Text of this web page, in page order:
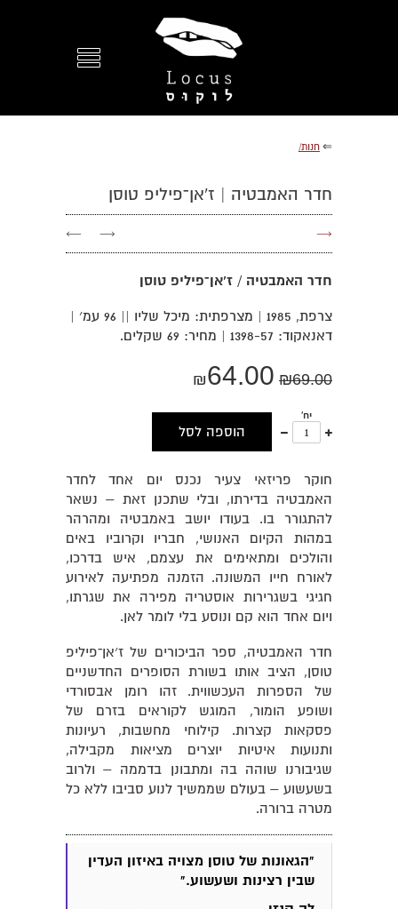
⇐ חנות/
חדר האמבטיה | ז'אן־פיליפ טוסן
→
→
←
חדר האמבטיה / ז’אן־פיליפ טוסן
צרפת, 1985 | מצרפתית: מיכל שליו || 96 עמ׳ |
דאנאקוד: 1398-57 | מחיר: 69 שקלים.
₪69.00
₪64.00
יח'
עוד
אחד
הוספה לסל
חוקר פריזאי צעיר נכנס יום אחד לחדר
האמבטיה בדירתו, ובלי שתכנן זאת – נשאר
להתגורר בו. בעודו יושב באמבטיה ומהרהר
במהות הקיום האנושי, חבריו וקרוביו באים
והולכים ומתאימים את עצמם, איש בדרכו,
לאורח חייו המשונה. הזמנה מפתיעה לאירוע
חגיגי בשגרירות אוסטריה מפירה את שגרתו,
ויום אחד הוא קם ונוסע בלי לומר לאן.
חדר האמבטיה, ספר הביכורים של ז׳אן־פיליפ
טוסן, הציב אותו בשורת הסופרים החדשניים
של הספרות העכשווית. זהו רומן אבסורדי
ושופע הומור, המוגש לקוראים בזרם של
פסקאות קצרות. קילוחי מחשבות, רעיונות
ותנועות איטיות יוצרים מציאות מקבילה,
שגיבורנו שוהה בה ומתבונן בדממה – ולרוב
בשעשוע – בעולם שממשיך לנוע סביבו ללא כל
מטרה ברורה.
"הגאונות של טוסן מצויה באיזון העדין
שבין רצינות ושעשוע."